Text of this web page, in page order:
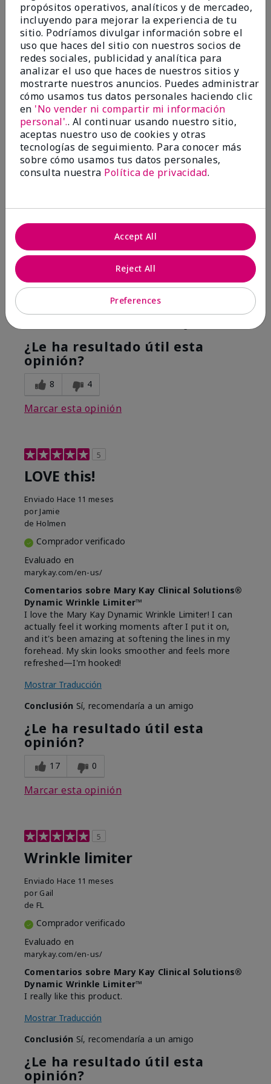
¿Le ha resultado útil esta
opinión?
22 1
Marcar esta opinión
5
Awesome
EnviadoHace 10 meses
porJudy
Comprador verificado
Evaluado en
Comentarios sobre Mary Kay Clinical Solutions®
Dynamic Wrinkle Limiter™
Hope it helps
¿Le ha resultado útil esta
opinión?
8 4
Marcar esta opinión
5
LOVE this!
Enviado Hace 11 meses
por Jamie
de Holmen
Comprador verificado
Evaluado en
marykay.com/en-us/
Comentarios sobre Mary Kay Clinical Solutions®
Dynamic Wrinkle Limiter™
I love the Mary Kay Dynamic Wrinkle Limiter! I can
actually feel it working moments after I put it on,
and it's been amazing at softening the lines in my
forehead. My skin looks smoother and feels more
refreshed—I'm hooked!
Mostrar Traducción
Conclusión Sí, recomendaría a un amigo
¿Le ha resultado útil esta
opinión?
17 0
Marcar esta opinión
5
Wrinkle limiter
Enviado Hace 11 meses
por Gail
de FL
Comprador verificado
Evaluado en
marykay.com/en-us/
Comentarios sobre Mary Kay Clinical Solutions®
Dynamic Wrinkle Limiter™
I really like this product.
Mostrar Traducción
Conclusión Sí, recomendaría a un amigo
¿Le ha resultado útil esta
opinión?
propósitos operativos, analíticos y de mercadeo,
incluyendo para mejorar la experiencia de tu
sitio. Podríamos divulgar información sobre el
uso que haces del sitio con nuestros socios de
redes sociales, publicidad y analítica para
analizar el uso que haces de nuestros sitios y
mostrarte nuestros anuncios. Puedes administrar
cómo usamos tus datos personales haciendo clic
en 'No vender ni compartir mi información
personal'.. Al continuar usando nuestro sitio,
aceptas nuestro uso de cookies y otras
tecnologías de seguimiento. Para conocer más
sobre cómo usamos tus datos personales,
consulta nuestra Política de privacidad.
Preferences
Reject All
Accept All